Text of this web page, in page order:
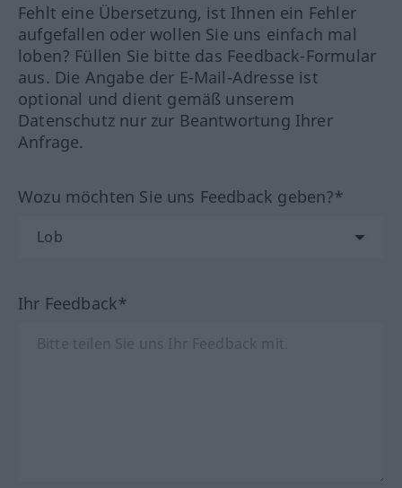
Fehlt eine Übersetzung, ist Ihnen ein Fehler
aufgefallen oder wollen Sie uns einfach mal
loben? Füllen Sie bitte das Feedback-Formular
aus. Die Angabe der E-Mail-Adresse ist
optional und dient gemäß unserem
Datenschutz nur zur Beantwortung Ihrer
Anfrage.
Wozu möchten Sie uns Feedback geben?*
Ihr Feedback*